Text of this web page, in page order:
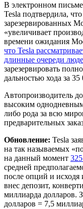
В электронном
Tesla подтвердила,
зарезервированных
«увеличивает
времени ожидания
что Tesla
длинные очереди
зарезервировать
дальностью хода за 35
Автопроизводитель
высоким
либо рода за всю
предварительных
Обновление: Tesla
на так называемых
на данный момент
средней
после опций и
внес депозит,
миллиарда долларов.
долларов = 7,5